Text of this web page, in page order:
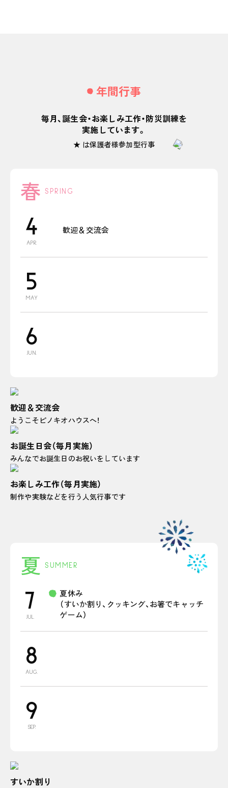
年間行事
毎月、誕生会・お楽しみ工作・防災訓練を
実施しています。
★ は保護者様参加型行事
春 SPRING
4
APR.
歓迎＆交流会
5
MAY
6
JUN.
歓迎＆交流会
ようこそピノキオハウスへ！
お誕生日会（毎月実施）
みんなでお誕生日のお祝いをしています
お楽しみ工作（毎月実施）
制作や実験などを行う人気行事です
夏 SUMMER
7
JUL.
夏休み
（すいか割り、クッキング、お箸でキャッチ
ゲーム）
8
AUG.
9
SEP.
すいか割り